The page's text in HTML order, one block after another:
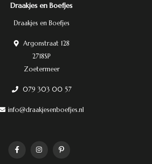
Draakjes en Boefjes
Draakjes en Boefjes
Argonstraat 128
2718SP
Zoetermeer
079 303 00 57
info@draakjesenboefjes.nl